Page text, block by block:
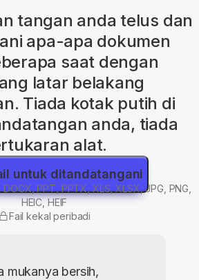
tangan anda telus dan
apa-apa dokumen
saat dengan
latar belakang
Tiada kotak putih di
anda, tiada
alat.
untuk ditandatangani
PPT, PPTX, XLS, XLSX, JPG, PNG,
HEIC, HEIF
Fail kekal peribadi
mukanya bersih,